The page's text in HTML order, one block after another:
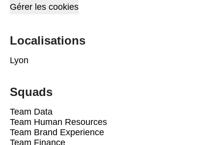
Gérer les cookies
Localisations
Lyon
Squads
Team Data
Team Human Resources
Team Brand Experience
Team Finance